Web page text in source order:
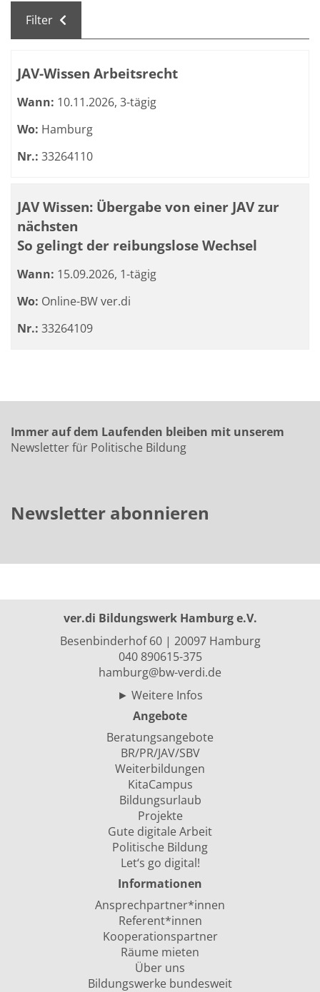
Filter
JAV-Wissen Arbeitsrecht
Wann: 10.11.2026, 3-tägig
Wo: Hamburg
Nr.: 33264110
JAV Wissen: Übergabe von einer JAV zur
nächsten
So gelingt der reibungslose Wechsel
Wann: 15.09.2026, 1-tägig
Wo: Online-BW ver.di
Nr.: 33264109
Immer auf dem Laufenden bleiben mit unserem
Newsletter für Politische Bildung
Newsletter abonnieren
ver.di Bildungswerk Hamburg e.V.
Besenbinderhof 60 | 20097 Hamburg
040 890615-375
hamburg@bw-verdi.de
► Weitere Infos
Angebote
Beratungsangebote
BR/PR/JAV/SBV
Weiterbildungen
KitaCampus
Bildungsurlaub
Projekte
Gute digitale Arbeit
Politische Bildung
Let‘s go digital!
Informationen
Ansprechpartner*innen
Referent*innen
Kooperationspartner
Räume mieten
Über uns
Bildungswerke bundesweit